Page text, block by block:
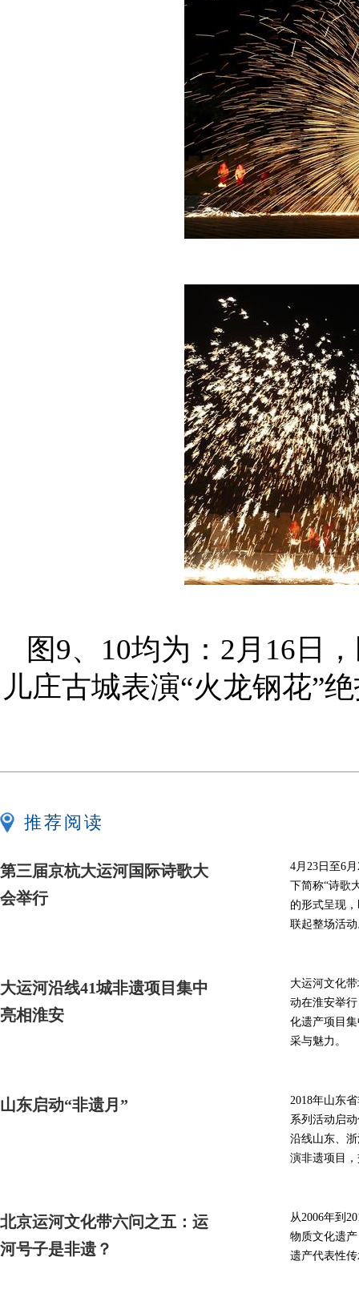
图9、10均为：2月16日
儿庄古城表演“火龙钢花”
推荐阅读
第三届京杭大运河国际诗歌大
会举行
4月23日至6
下简称“诗歌
的形式呈现
联起整场活
大运河沿线41城非遗项目集中
亮相淮安
大运河文化
动在淮安举
化遗产项目
采与魅力。
山东启动“非遗月”
2018年山东
系列活动启
沿线山东、
演非遗项目
北京运河文化带六问之五：运
河号子是非遗？
从2006年到
物质文化遗
遗产代表性